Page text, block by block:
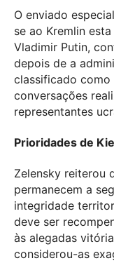
O enviado
se ao Kremlin
Vladimir Putin,
depois de a
classificado como
conversações
representantes
Prioridades de
Zelensky reiterou
permanecem a
integridade
deve ser
às alegadas
considerou-as